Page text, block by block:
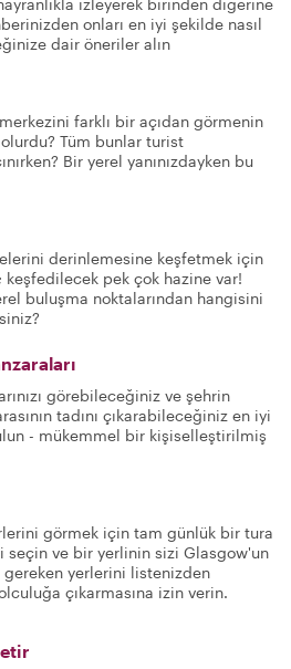
hayranlıkla izleyerek birinden diğerine
onları en iyi şekilde nasıl
dair öneriler alın
farklı bir açıdan görmenin
Tüm bunlar turist
Bir yerel yanınızdayken bu
derinlemesine keşfetmek için
keşfedilecek pek çok hazine var!
buluşma noktalarından hangisini
görebileceğiniz ve şehrin
tadını çıkarabileceğiniz en iyi
- mükemmel bir kişiselleştirilmiş
görmek için tam günlük bir tura
seçin ve bir yerlinin sizi Glasgow'un
yerlerini listenizden
çıkarmasına izin verin.